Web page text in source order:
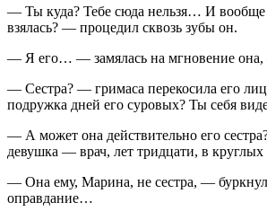
— Ты куда? Тебе сюда нельзя… И вообще
взялась? — процедил сквозь зубы он.
— Я его… — замялась на мгновение она,
— Сестра? — гримаса перекосила его
подружка дней его суровых? Ты себя
— А может она действительно его
девушка — врач, лет тридцати, в
— Она ему, Марина, не сестра, —
оправдание…